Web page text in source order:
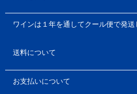
ワインは１年を通してクール便で発送
送料について
お支払いについて